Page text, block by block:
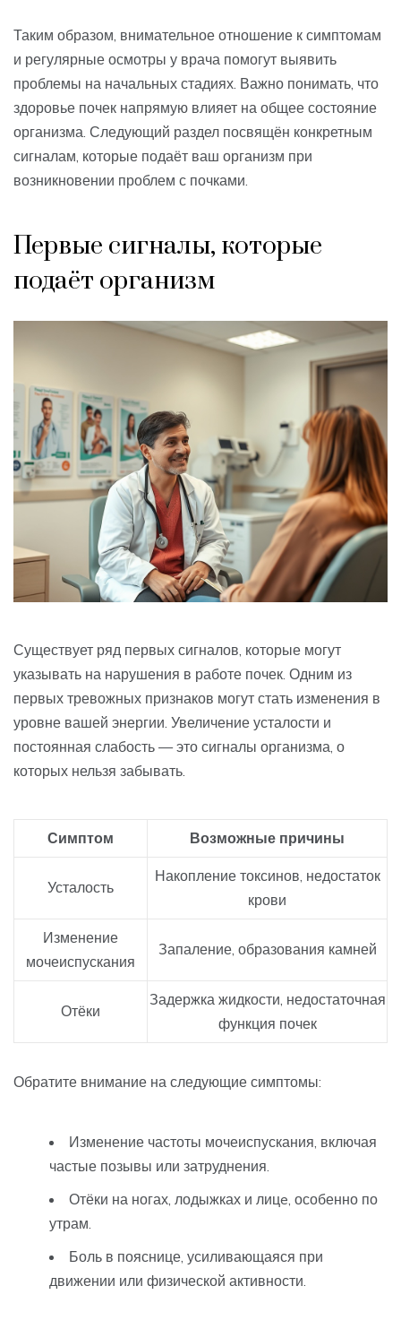
Таким образом, внимательное отношение к симптомам
и регулярные осмотры у врача помогут выявить
проблемы на начальных стадиях. Важно понимать, что
здоровье почек напрямую влияет на общее состояние
организма. Следующий раздел посвящён конкретным
сигналам, которые подаёт ваш организм при
возникновении проблем с почками.
Первые сигналы, которые
подаёт организм
Существует ряд первых сигналов, которые могут
указывать на нарушения в работе почек. Одним из
первых тревожных признаков могут стать изменения в
уровне вашей энергии. Увеличение усталости и
постоянная слабость — это сигналы организма, о
которых нельзя забывать.
Симптом Возможные причины
Усталость
Накопление токсинов, недостаток
крови
Изменение
мочеиспускания
Запаление, образования камней
Отёки
Задержка жидкости, недостаточная
функция почек
Обратите внимание на следующие симптомы:
Изменение частоты мочеиспускания, включая
частые позывы или затруднения.
Отёки на ногах, лодыжках и лицe, особенно по
утрам.
Боль в пояснице, усиливающаяся при
движении или физической активности.